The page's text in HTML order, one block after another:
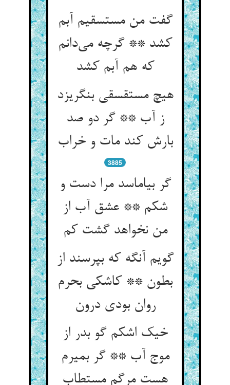
گفت من مستسقیم آبم
کشد ** گرچه می‌دانم
که هم آبم کشد
هیچ مستقسقی بنگریزد
ز آب ** گر دو صد
بارش کند مات و خراب
3885
گر بیاماسد مرا دست و
شکم ** عشق آب از
من نخواهد گشت کم
گویم آنگه که بپرسند از
بطون ** کاشکی بحرم
روان بودی درون
خیک اشکم گو بدر از
موج آب ** گر بمیرم
هست مرگم مستطاب